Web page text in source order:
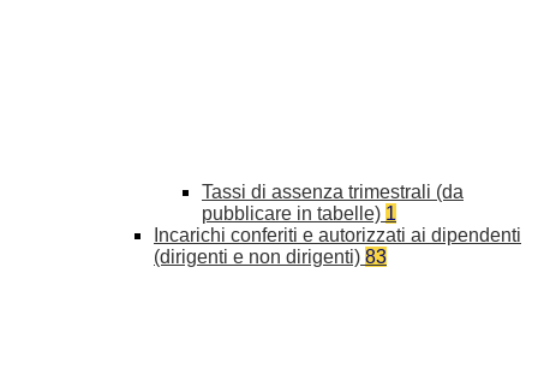
Tassi di assenza trimestrali (da
pubblicare in tabelle) 1
Incarichi conferiti e autorizzati ai dipendenti
(dirigenti e non dirigenti) 83